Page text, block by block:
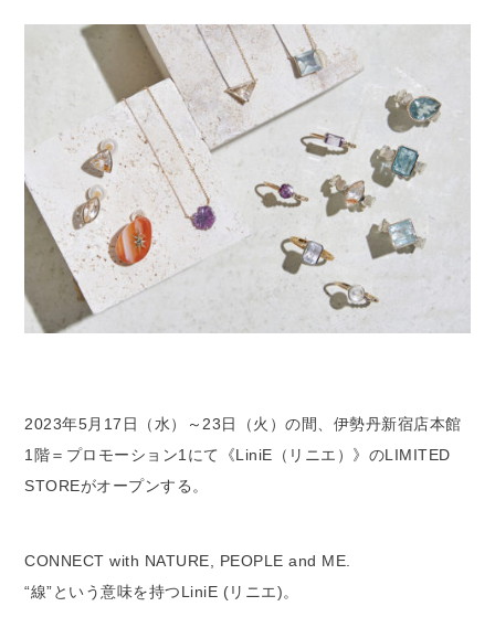
2023年5月17日（水）～23日（火）の間、伊勢丹新宿店本館
1階＝プロモーション1にて《LiniE（リニエ）》のLIMITED
STOREがオープンする。
CONNECT with NATURE, PEOPLE and ME.
“線”という意味を持つLiniE (リニエ)。